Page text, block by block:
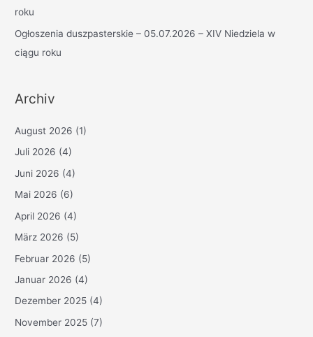
roku
Ogłoszenia duszpasterskie – 05.07.2026 – XIV Niedziela w
ciągu roku
Archiv
August 2026 (1)
Juli 2026 (4)
Juni 2026 (4)
Mai 2026 (6)
April 2026 (4)
März 2026 (5)
Februar 2026 (5)
Januar 2026 (4)
Dezember 2025 (4)
November 2025 (7)